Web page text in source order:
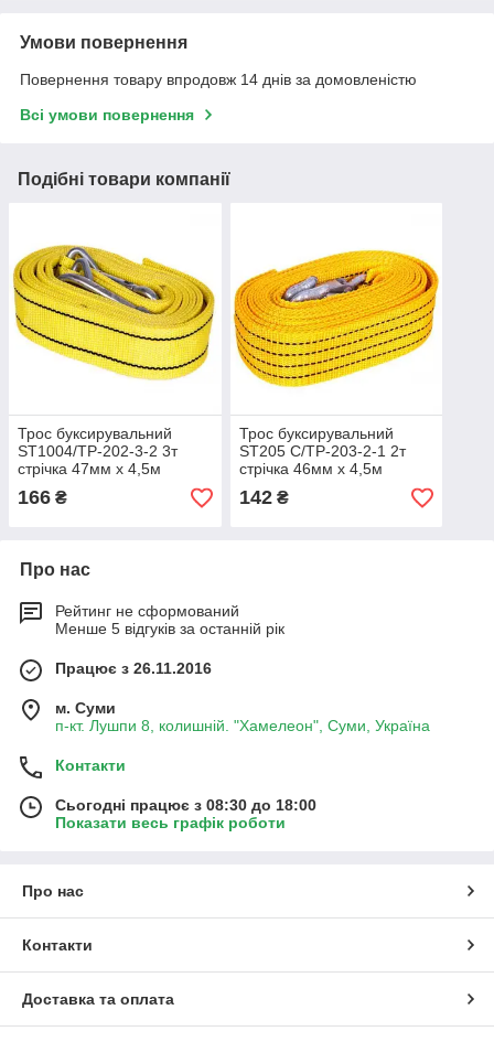
Умови повернення
Повернення товару впродовж 14 днів за домовленістю
Всі умови повернення
Подібні товари компанії
Трос буксирувальний
ST1004/ТР-202-3-2 3т
стрічка 47мм х 4,5м
жовтий/карабін/блістер
(ТР-202-3-2)
166 ₴
Трос буксирувальний
ST205 C/ТР-203-2-1 2т
стрічка 46мм х 4,5м
жовтий/гак/блістер
(ТР-203-2-1)
142₴
Про нас
Рейтинг не сформований
Менше 5 відгуків за останній рік
Працює з 26.11.2016
м. Суми
п-кт. Лушпи 8, колишній. "Хамелеон", Суми, Україна
Контакти
Сьогодні працює з 08:30 до 18:00
Показати весь графік роботи
Про нас
Контакти
Доставка та оплата